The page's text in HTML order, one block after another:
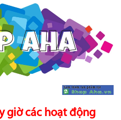
giờ các hoạt động